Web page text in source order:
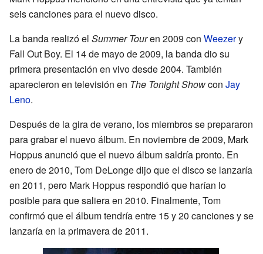
seis canciones para el nuevo disco.
La banda realizó el Summer Touren 2009 con Weezery
Fall Out Boy. El 14 de mayo de 2009, la banda dio su
primera presentación en vivo desde 2004. También
aparecieron en televisión en The Tonight Showcon Jay
Leno.
Después de la gira de verano, los miembros se prepararon
para grabar el nuevo álbum. En noviembre de 2009, Mark
Hoppus anunció que el nuevo álbum saldría pronto. En
enero de 2010, Tom DeLonge dijo que el disco se lanzaría
en 2011, pero Mark Hoppus respondió que harían lo
posible para que saliera en 2010. Finalmente, Tom
confirmó que el álbum tendría entre 15 y 20 canciones y se
lanzaría en la primavera de 2011.